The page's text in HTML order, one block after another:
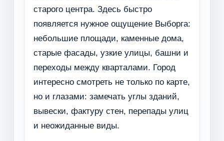
старого центра. Здесь быстро
появляется нужное ощущение Выборга:
небольшие площади, каменные дома,
старые фасады, узкие улицы, башни и
переходы между кварталами. Город
интересно смотреть не только по карте,
но и глазами: замечать углы зданий,
вывески, фактуру стен, перепады улиц
и неожиданные виды.